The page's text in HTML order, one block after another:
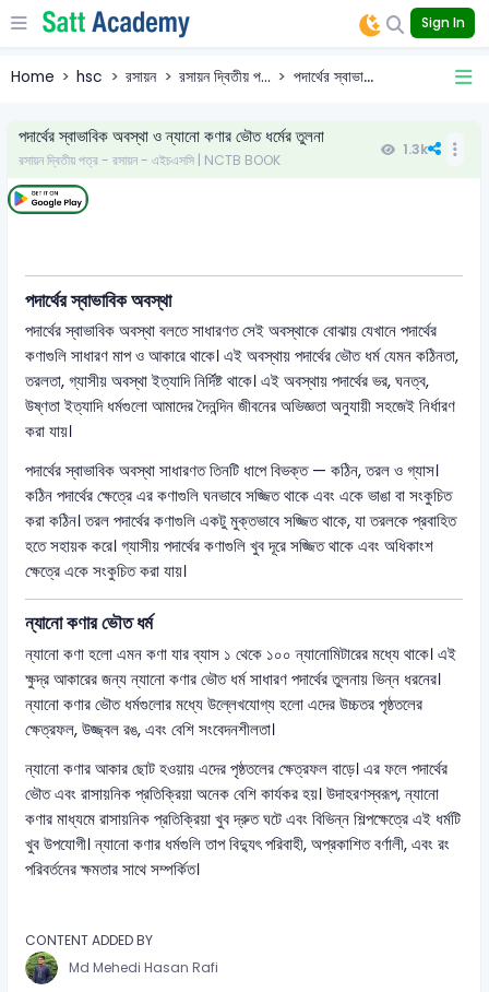
Sign In
Home hsc রসায়ন রসায়ন দ্বিতীয় প... পদার্থের স্বাভা...
পদার্থের স্বাভাবিক অবস্থা ও ন্যানো কণার ভৌত ধর্মের তুলনা
রসায়ন দ্বিতীয় পত্র - রসায়ন - এইচএসসি | NCTB BOOK
1.3k
পদার্থের স্বাভাবিক অবস্থা
পদার্থের স্বাভাবিক অবস্থা বলতে সাধারণত সেই অবস্থাকে বোঝায় যেখানে পদার্থের
কণাগুলি সাধারণ মাপ ও আকারে থাকে। এই অবস্থায় পদার্থের ভৌত ধর্ম যেমন কঠিনতা,
তরলতা, গ্যাসীয় অবস্থা ইত্যাদি নির্দিষ্ট থাকে। এই অবস্থায় পদার্থের ভর, ঘনত্ব,
উষ্ণতা ইত্যাদি ধর্মগুলো আমাদের দৈনন্দিন জীবনের অভিজ্ঞতা অনুযায়ী সহজেই নির্ধারণ
করা যায়।
পদার্থের স্বাভাবিক অবস্থা সাধারণত তিনটি ধাপে বিভক্ত — কঠিন, তরল ও গ্যাস।
কঠিন পদার্থের ক্ষেত্রে এর কণাগুলি ঘনভাবে সজ্জিত থাকে এবং একে ভাঙা বা সংকুচিত
করা কঠিন। তরল পদার্থের কণাগুলি একটু মুক্তভাবে সজ্জিত থাকে, যা তরলকে প্রবাহিত
হতে সহায়ক করে। গ্যাসীয় পদার্থের কণাগুলি খুব দূরে সজ্জিত থাকে এবং অধিকাংশ
ক্ষেত্রে একে সংকুচিত করা যায়।
ন্যানো কণার ভৌত ধর্ম
ন্যানো কণা হলো এমন কণা যার ব্যাস ১ থেকে ১০০ ন্যানোমিটারের মধ্যে থাকে। এই
ক্ষুদ্র আকারের জন্য ন্যানো কণার ভৌত ধর্ম সাধারণ পদার্থের তুলনায় ভিন্ন ধরনের।
ন্যানো কণার ভৌত ধর্মগুলোর মধ্যে উল্লেখযোগ্য হলো এদের উচ্চতর পৃষ্ঠতলের
ক্ষেত্রফল, উজ্জ্বল রঙ, এবং বেশি সংবেদনশীলতা।
ন্যানো কণার আকার ছোট হওয়ায় এদের পৃষ্ঠতলের ক্ষেত্রফল বাড়ে। এর ফলে পদার্থের
ভৌত এবং রাসায়নিক প্রতিক্রিয়া অনেক বেশি কার্যকর হয়। উদাহরণস্বরূপ, ন্যানো
কণার মাধ্যমে রাসায়নিক প্রতিক্রিয়া খুব দ্রুত ঘটে এবং বিভিন্ন শিল্পক্ষেত্রে এই ধর্মটি
খুব উপযোগী। ন্যানো কণার ধর্মগুলি তাপ বিদ্যুৎ পরিবাহী, অপ্রকাশিত বর্ণালী, এবং রং
পরিবর্তনের ক্ষমতার সাথে সম্পর্কিত।
CONTENT ADDED BY
Md Mehedi Hasan Rafi